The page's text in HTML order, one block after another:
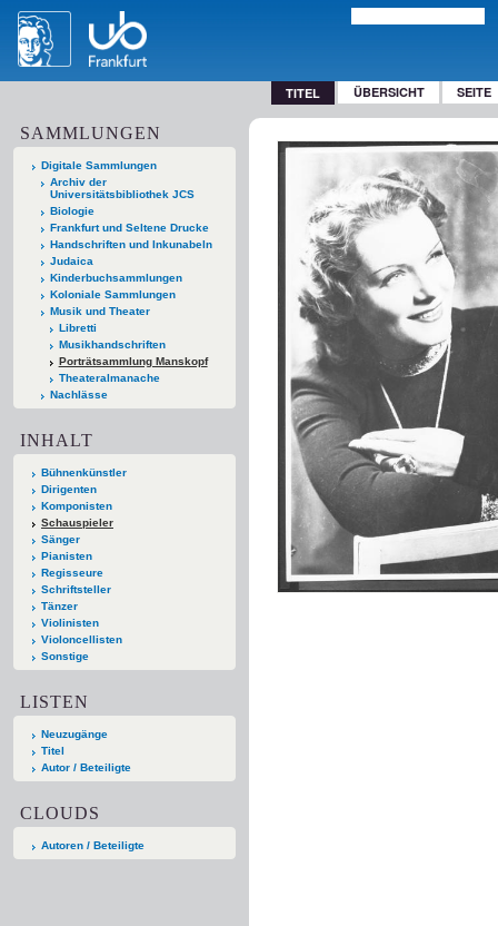
TITEL ÜBERSICHT SEITE
SAMMLUNGEN
Digitale Sammlungen
Archiv der
Universitätsbibliothek JCS
Biologie
Frankfurt und Seltene Drucke
Handschriften und Inkunabeln
Judaica
Kinderbuchsammlungen
Koloniale Sammlungen
Musik und Theater
Libretti
Musikhandschriften
Porträtsammlung Manskopf
Theateralmanache
Nachlässe
INHALT
Bühnenkünstler
Dirigenten
Komponisten
Schauspieler
Sänger
Pianisten
Regisseure
Schriftsteller
Tänzer
Violinisten
Violoncellisten
Sonstige
LISTEN
Neuzugänge
Titel
Autor / Beteiligte
CLOUDS
Autoren / Beteiligte